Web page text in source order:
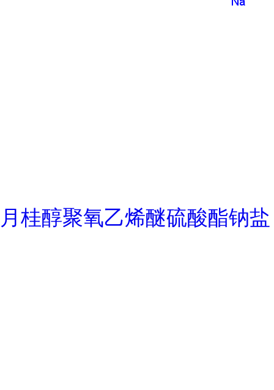
月桂醇聚氧乙烯醚硫酸酯钠盐